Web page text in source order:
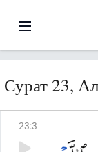
Сурат 23,
23:3